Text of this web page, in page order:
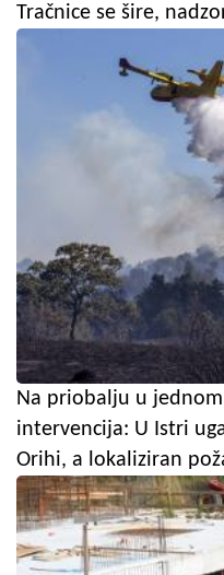
Tračnice se šire,
Na priobalju u
intervencija: U Istri
Orihi, a lokaliziran